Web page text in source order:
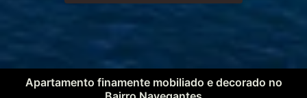
Apartamento finamente mobiliado e decorado no